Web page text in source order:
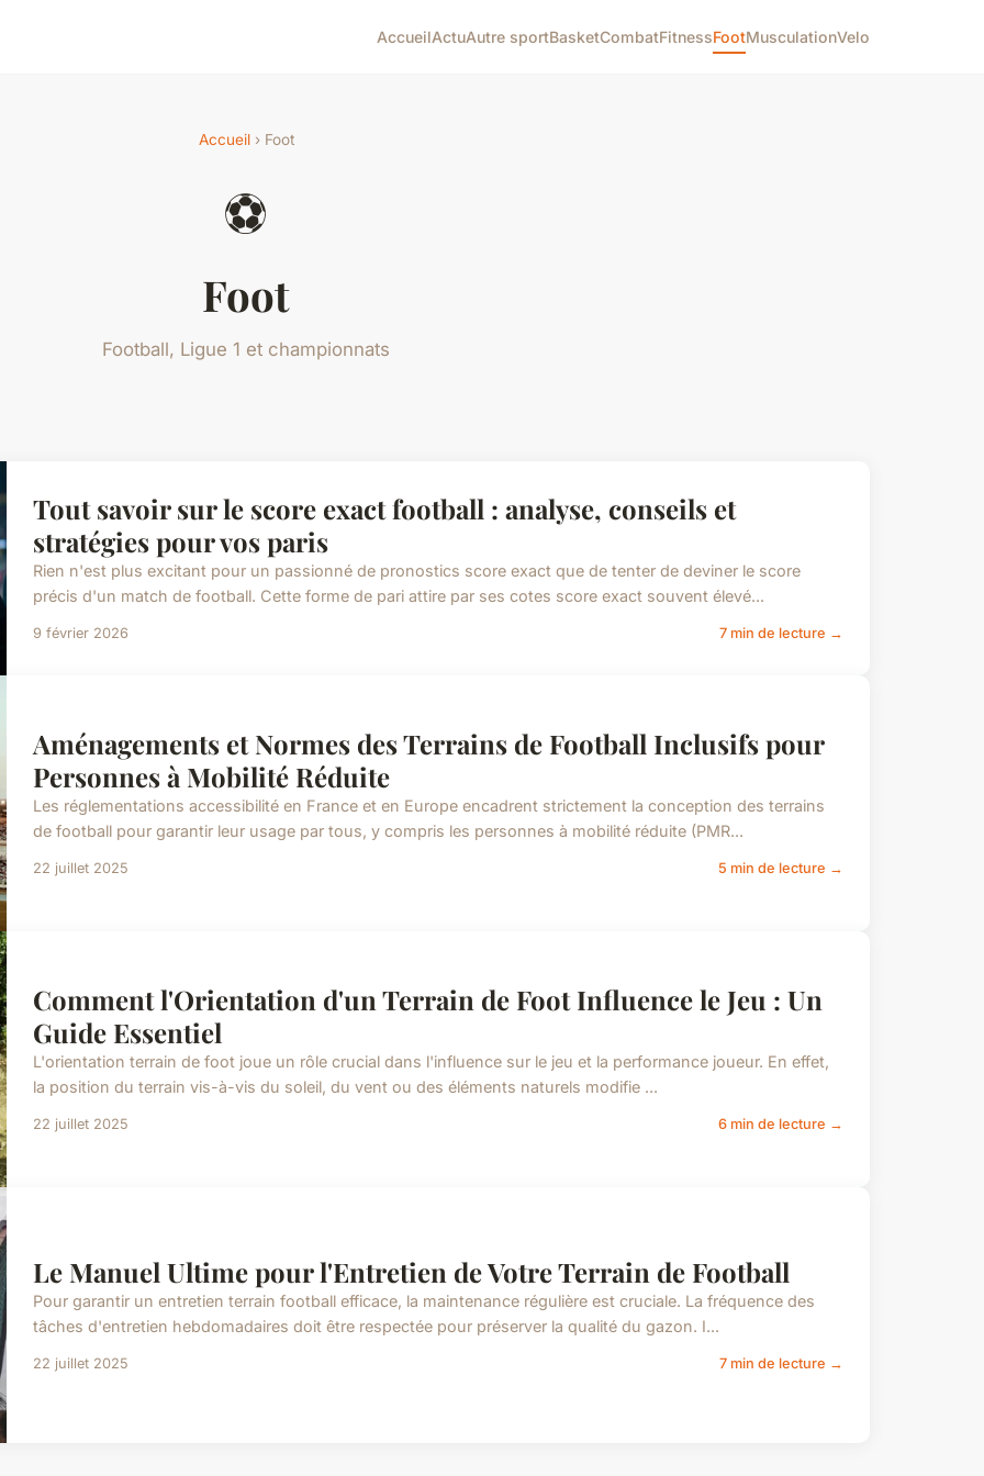
AccueilActuAutre sportBasketCombatFitnessFootMusculationVelo
Accueil› Foot
⚽
Foot
Football, Ligue 1 et championnats
Tout savoir sur le score exact football : analyse, conseils et
stratégies pour vos paris
Rien n'est plus excitant pour un passionné de pronostics score exact que de tenter de deviner le score
précis d'un match de football. Cette forme de pari attire par ses cotes score exact souvent élevé...
9 février 2026 7 min de lecture →
Aménagements et Normes des Terrains de Football Inclusifs pour
Personnes à Mobilité Réduite
Les réglementations accessibilité en France et en Europe encadrent strictement la conception des terrains
de football pour garantir leur usage par tous, y compris les personnes à mobilité réduite (PMR...
22 juillet 2025 5 min de lecture →
Comment l'Orientation d'un Terrain de Foot Influence le Jeu : Un
Guide Essentiel
L'orientation terrain de foot joue un rôle crucial dans l'influence sur le jeu et la performance joueur. En effet,
la position du terrain vis-à-vis du soleil, du vent ou des éléments naturels modifie ...
22 juillet 2025 6 min de lecture →
Le Manuel Ultime pour l'Entretien de Votre Terrain de Football
Pour garantir un entretien terrain football efficace, la maintenance régulière est cruciale. La fréquence des
tâches d'entretien hebdomadaires doit être respectée pour préserver la qualité du gazon. I...
22 juillet 2025 7 min de lecture →